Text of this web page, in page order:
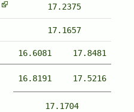
17.2375
17.1657
16.6081 17.8481
16.8191 17.5216
17.1704